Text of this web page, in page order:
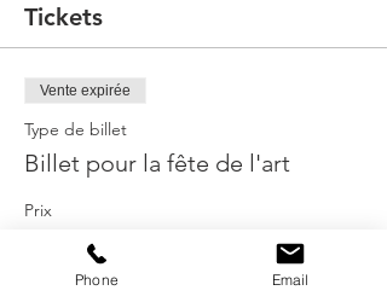
Tickets
Vente expirée
Type de billet
Billet pour la fête de l'art
Prix
0,00 CHF
Phone Email